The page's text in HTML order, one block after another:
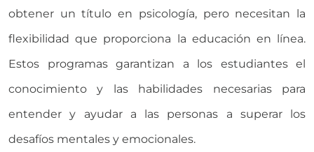
obtener un título en psicología, pero necesitan la
flexibilidad que proporciona la educación en línea.
Estos programas garantizan a los estudiantes el
conocimiento y las habilidades necesarias para
entender y ayudar a las personas a superar los
desafíos mentales y emocionales.